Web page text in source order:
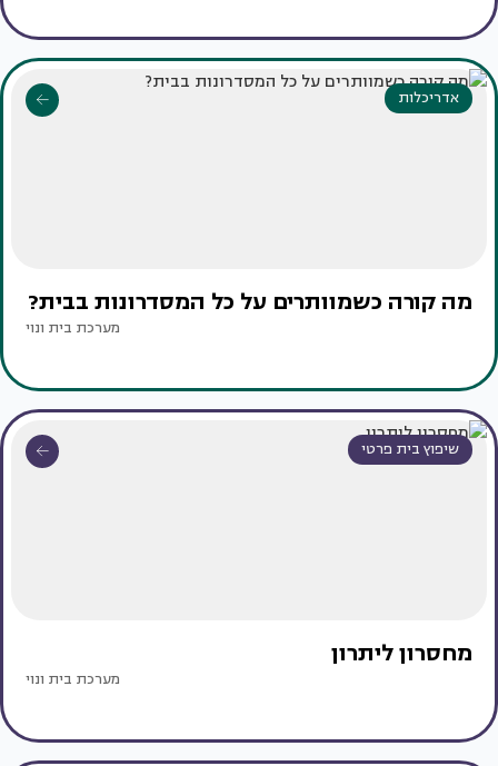
אדריכלות
מה קורה כשמוותרים על כל המסדרונות בבית?
מערכת בית ונוי
שיפוץ בית פרטי
מחסרון ליתרון
מערכת בית ונוי